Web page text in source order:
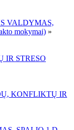
VALDYMAS,
mokymai) »
IR STRESO
KONFLIKTŲ IR